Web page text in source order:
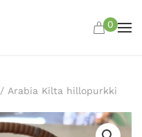
0
/ Arabia Kilta hillopurkki